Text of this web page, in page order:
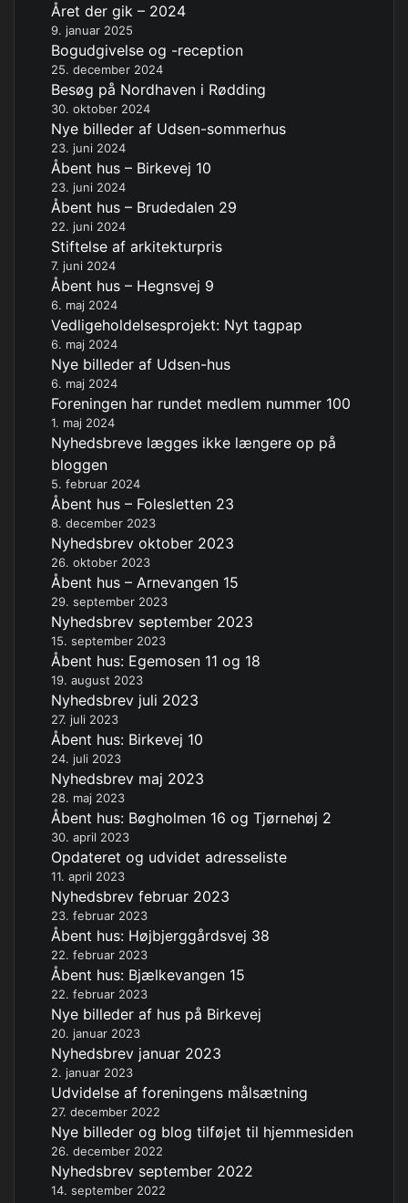
Året der gik – 2024
9. januar 2025
Bogudgivelse og -reception
25. december 2024
Besøg på Nordhaven i Rødding
30. oktober 2024
Nye billeder af Udsen-sommerhus
23. juni 2024
Åbent hus – Birkevej 10
23. juni 2024
Åbent hus – Brudedalen 29
22. juni 2024
Stiftelse af arkitekturpris
7. juni 2024
Åbent hus – Hegnsvej 9
6. maj 2024
Vedligeholdelsesprojekt: Nyt tagpap
6. maj 2024
Nye billeder af Udsen-hus
6. maj 2024
Foreningen har rundet medlem nummer 100
1. maj 2024
Nyhedsbreve lægges ikke længere op på
bloggen
5. februar 2024
Åbent hus – Folesletten 23
8. december 2023
Nyhedsbrev oktober 2023
26. oktober 2023
Åbent hus – Arnevangen 15
29. september 2023
Nyhedsbrev september 2023
15. september 2023
Åbent hus: Egemosen 11 og 18
19. august 2023
Nyhedsbrev juli 2023
27. juli 2023
Åbent hus: Birkevej 10
24. juli 2023
Nyhedsbrev maj 2023
28. maj 2023
Åbent hus: Bøgholmen 16 og Tjørnehøj 2
30. april 2023
Opdateret og udvidet adresseliste
11. april 2023
Nyhedsbrev februar 2023
23. februar 2023
Åbent hus: Højbjerggårdsvej 38
22. februar 2023
Åbent hus: Bjælkevangen 15
22. februar 2023
Nye billeder af hus på Birkevej
20. januar 2023
Nyhedsbrev januar 2023
2. januar 2023
Udvidelse af foreningens målsætning
27. december 2022
Nye billeder og blog tilføjet til hjemmesiden
26. december 2022
Nyhedsbrev september 2022
14. september 2022